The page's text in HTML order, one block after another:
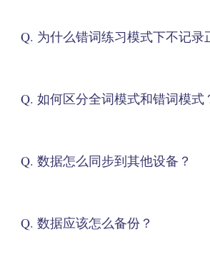
Q. 为什么错词练习模式下不记录
Q. 如何区分全词模式和错词模式
Q. 数据怎么同步到其他设备？
Q. 数据应该怎么备份？